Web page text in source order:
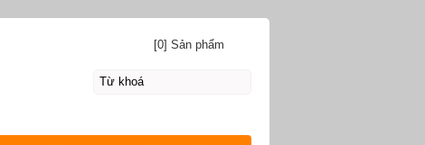
[0] Sản phẩm